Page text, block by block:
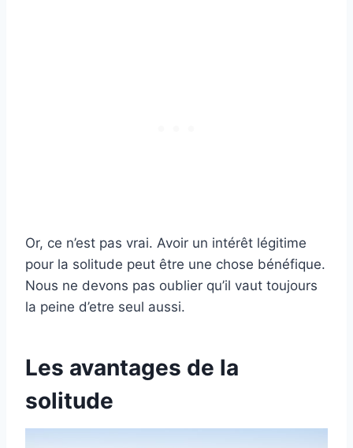
Or, ce n’est pas vrai. Avoir un intérêt légitime
pour la solitude peut être une chose bénéfique.
Nous ne devons pas oublier qu’il vaut toujours
la peine d’etre seul aussi.
Les avantages de la
solitude